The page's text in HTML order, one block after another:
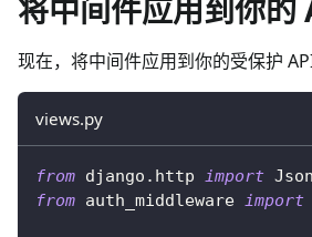
将中间件应用到你的
现在，将中间件应用到你的受保护 API
views.py
from django . http import
from auth_middleware import